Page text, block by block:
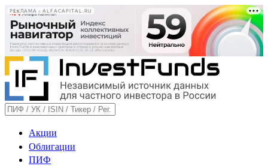
РЕКЛАМА • ALFACAPITAL.RU
Акции
Облигации
ПИФ